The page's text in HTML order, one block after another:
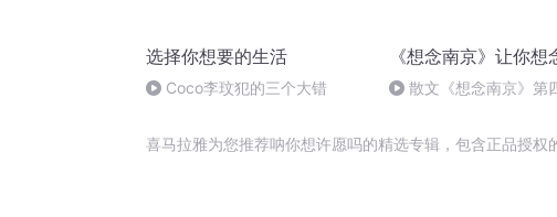
选择你想要的生活
Coco李玟犯的三个大错
《想念南京》让你想
散文《想念南京》第
喜马拉雅为您推荐呐你想许愿吗的精选专辑，包含正品授